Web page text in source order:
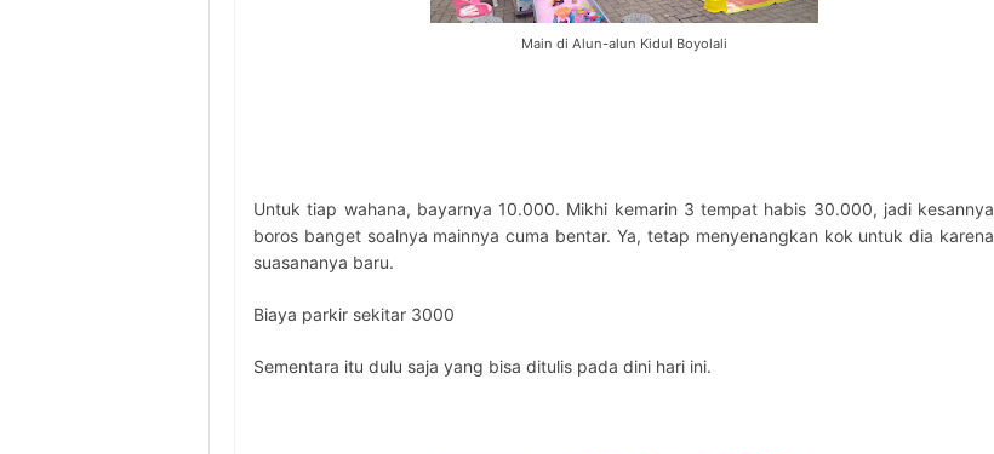
Main di Alun-alun Kidul Boyolali
Untuk tiap wahana, bayarnya 10.000. Mikhi kemarin 3 tempat habis 30.000, jadi kesannya
boros banget soalnya mainnya cuma bentar. Ya, tetap menyenangkan kok untuk dia karena
suasananya baru.
Biaya parkir sekitar 3000
Sementara itu dulu saja yang bisa ditulis pada dini hari ini.